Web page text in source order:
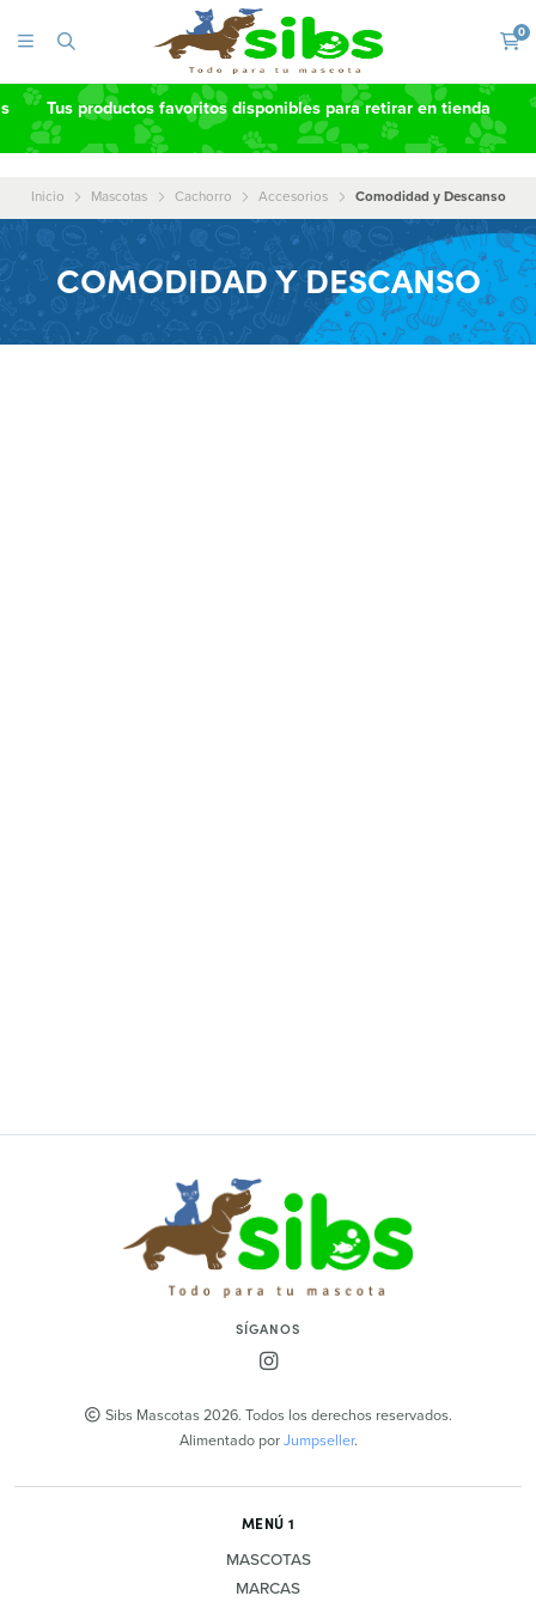
0
Tus productos favoritos disponibles para retirar en tienda
Inicio Mascotas Cachorro Accesorios Comodidad y Descanso
COMODIDAD Y DESCANSO
SÍGANOS
Sibs Mascotas 2026. Todos los derechos reservados.
Alimentado porJumpseller.
MENÚ 1
MASCOTAS
MARCAS